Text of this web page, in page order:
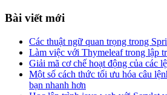
Bài viết mới
Các thuật ngữ quan trọng trong
Làm việc với Thymeleaf trong lập
Giải mã cơ chế hoạt động của các
Một số cách thức tối ưu hóa câu
bạn nhanh hơn